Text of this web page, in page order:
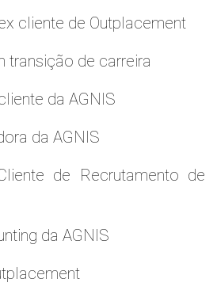
cliente de Outplacement
transição de carreira
da AGNIS
da AGNIS
de Recrutamento de
da AGNIS